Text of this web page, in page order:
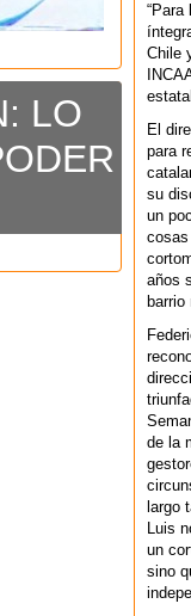
LO
“Para
Chile
El
para
su
un
cosas
años
de la
largo
Luis
un
sino